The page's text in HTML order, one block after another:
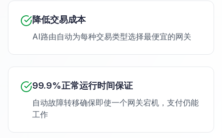
降低交易成本
AI路由自动为每种交易类型选择最便宜的网关
99.9%正常运行时间保证
自动故障转移确保即使一个网关宕机，支付仍能
工作